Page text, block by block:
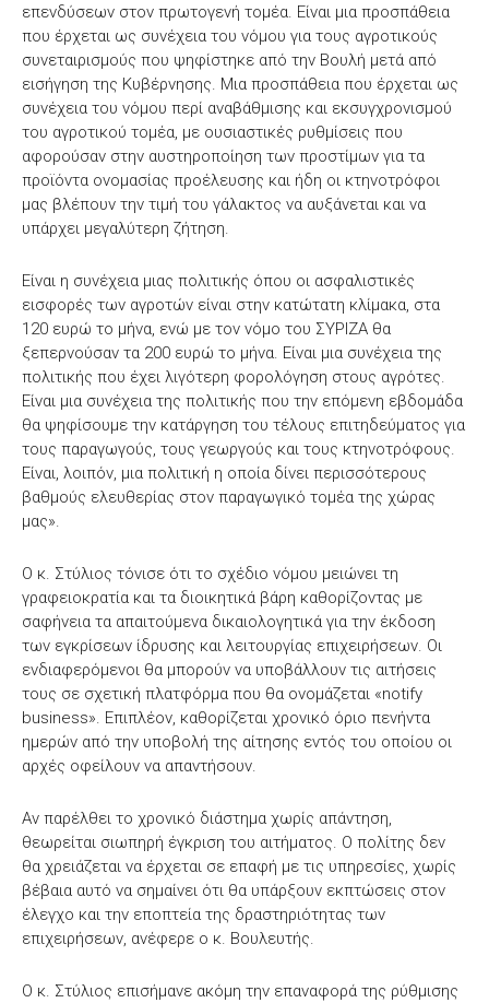
επενδύσεων στον πρωτογενή τομέα. Είναι μια προσπάθεια
που έρχεται ως συνέχεια του νόμου για τους αγροτικούς
συνεταιρισμούς που ψηφίστηκε από την Βουλή μετά από
εισήγηση της Κυβέρνησης. Μια προσπάθεια που έρχεται ως
συνέχεια του νόμου περί αναβάθμισης και εκσυγχρονισμού
του αγροτικού τομέα, με ουσιαστικές ρυθμίσεις που
αφορούσαν στην αυστηροποίηση των προστίμων για τα
προϊόντα ονομασίας προέλευσης και ήδη οι κτηνοτρόφοι
μας βλέπουν την τιμή του γάλακτος να αυξάνεται και να
υπάρχει μεγαλύτερη ζήτηση.
Είναι η συνέχεια μιας πολιτικής όπου οι ασφαλιστικές
εισφορές των αγροτών είναι στην κατώτατη κλίμακα, στα
120 ευρώ το μήνα, ενώ με τον νόμο του ΣΥΡΙΖΑ θα
ξεπερνούσαν τα 200 ευρώ το μήνα. Είναι μια συνέχεια της
πολιτικής που έχει λιγότερη φορολόγηση στους αγρότες.
Είναι μια συνέχεια της πολιτικής που την επόμενη εβδομάδα
θα ψηφίσουμε την κατάργηση του τέλους επιτηδεύματος για
τους παραγωγούς, τους γεωργούς και τους κτηνοτρόφους.
Είναι, λοιπόν, μια πολιτική η οποία δίνει περισσότερους
βαθμούς ελευθερίας στον παραγωγικό τομέα της χώρας
μας».
Ο κ. Στύλιος τόνισε ότι το σχέδιο νόμου μειώνει τη
γραφειοκρατία και τα διοικητικά βάρη καθορίζοντας με
σαφήνεια τα απαιτούμενα δικαιολογητικά για την έκδοση
των εγκρίσεων ίδρυσης και λειτουργίας επιχειρήσεων. Οι
ενδιαφερόμενοι θα μπορούν να υποβάλλουν τις αιτήσεις
τους σε σχετική πλατφόρμα που θα ονομάζεται «notify
business». Επιπλέον, καθορίζεται χρονικό όριο πενήντα
ημερών από την υποβολή της αίτησης εντός του οποίου οι
αρχές οφείλουν να απαντήσουν.
Αν παρέλθει το χρονικό διάστημα χωρίς απάντηση,
θεωρείται σιωπηρή έγκριση του αιτήματος. Ο πολίτης δεν
θα χρειάζεται να έρχεται σε επαφή με τις υπηρεσίες, χωρίς
βέβαια αυτό να σημαίνει ότι θα υπάρξουν εκπτώσεις στον
έλεγχο και την εποπτεία της δραστηριότητας των
επιχειρήσεων, ανέφερε ο κ. Βουλευτής.
Ο κ. Στύλιος επισήμανε ακόμη την επαναφορά της ρύθμισης